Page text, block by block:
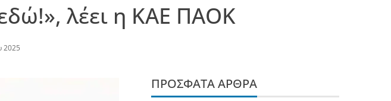
λέει η ΚΑΕ ΠΑΟΚ
2025
ΠΡΌΣΦΑΤΑ ΆΡΘΡΑ